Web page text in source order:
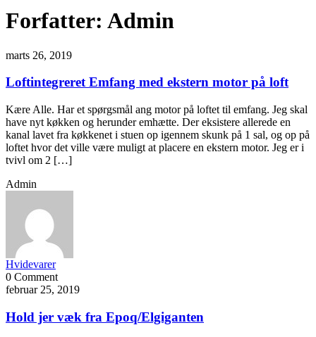
Forfatter: Admin
marts 26, 2019
Loftintegreret Emfang med ekstern motor på loft
Kære Alle. Har et spørgsmål ang motor på loftet til emfang. Jeg skal
have nyt køkken og herunder emhætte. Der eksistere allerede en
kanal lavet fra køkkenet i stuen op igennem skunk på 1 sal, og op på
loftet hvor det ville være muligt at placere en ekstern motor. Jeg er i
tvivl om 2 […]
Admin
Hvidevarer
0 Comment
februar 25, 2019
Hold jer væk fra Epoq/Elgiganten